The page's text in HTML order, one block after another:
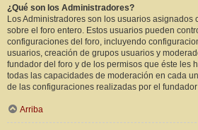
¿Qué son los Administradores?
Los Administradores son los usuarios asignados
sobre el foro entero. Estos usuarios pueden
configuraciones del foro, incluyendo
usuarios, creación de grupos usuarios y
fundador del foro y de los permisos que éste les
todas las capacidades de moderación en cada
de las configuraciones realizadas por el
Arriba